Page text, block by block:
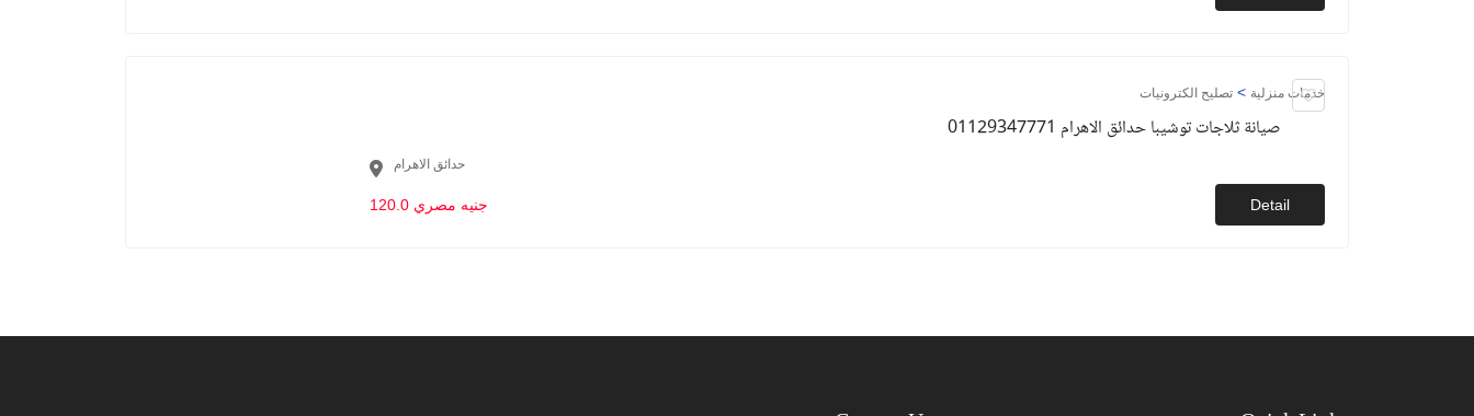
خدمات منزلية > تصليح الكترونيات
صيانة ثلاجات توشيبا حدائق الاهرام 01129347771
حدائق الاهرام
120.0 جنيه مصري Detail